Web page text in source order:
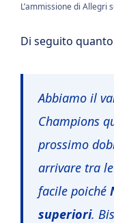
L’ammissione di Allegri
Di seguito
Abbiamo il
Champions
prossimo
arrivare tra
facile poiché
superiori.